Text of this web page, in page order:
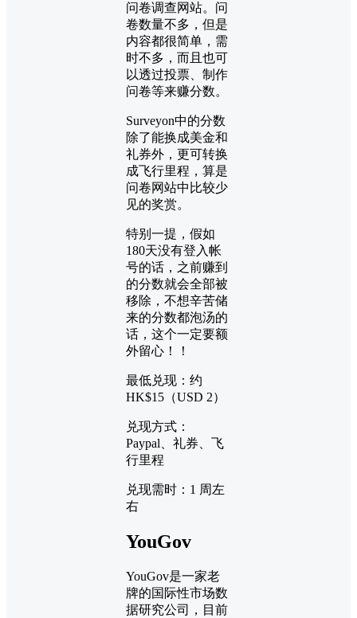
问卷调查网站。问
卷数量不多，但是
内容都很简单，需
时不多，而且也可
以透过投票、制作
问卷等来赚分数。
Surveyon中的分数
除了能换成美金和
礼券外，更可转换
成飞行里程，算是
问卷网站中比较少
见的奖赏。
特别一提，假如
180天没有登入帐
号的话，之前赚到
的分数就会全部被
移除，不想辛苦储
来的分数都泡汤的
话，这个一定要额
外留心！！
最低兑现：约
HK$15（USD 2）
兑现方式：
Paypal、礼券、飞
行里程
兑现需时：1 周左
右
YouGov
YouGov是一家老
牌的国际性市场数
据研究公司，目前